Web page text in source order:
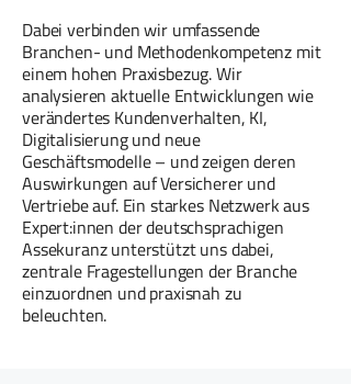
Dabei verbinden wir umfassende
Branchen- und Methodenkompetenz mit
einem hohen Praxisbezug. Wir
analysieren aktuelle Entwicklungen wie
verändertes Kundenverhalten, KI,
Digitalisierung und neue
Geschäftsmodelle – und zeigen deren
Auswirkungen auf Versicherer und
Vertriebe auf. Ein starkes Netzwerk aus
Expert:innen der deutschsprachigen
Assekuranz unterstützt uns dabei,
zentrale Fragestellungen der Branche
einzuordnen und praxisnah zu
beleuchten.